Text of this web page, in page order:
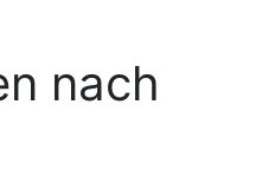
nach